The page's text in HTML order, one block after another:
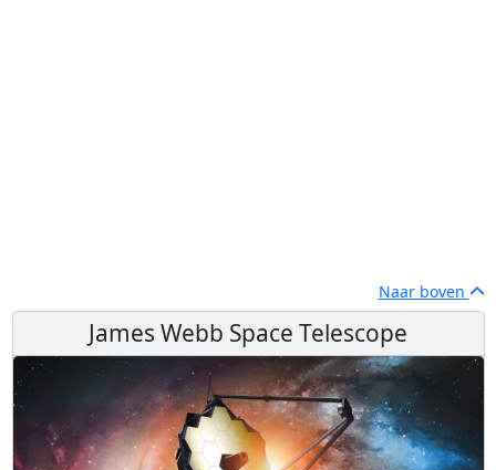
Naar boven
James Webb Space Telescope